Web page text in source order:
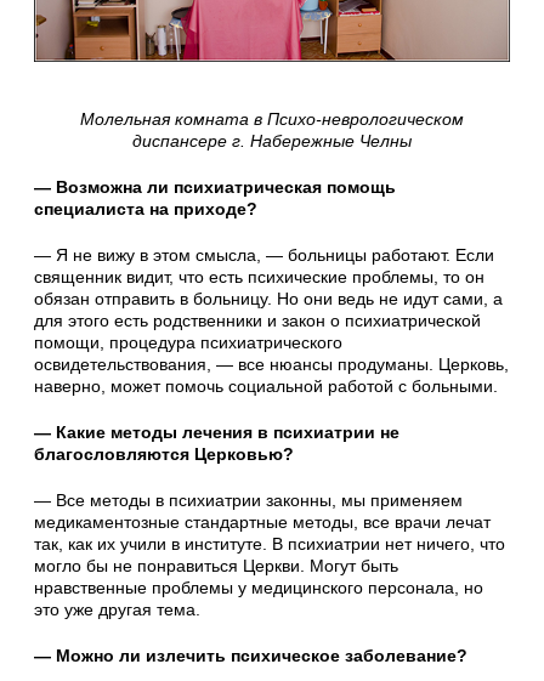
Молельная комната в Психо-неврологическом
диспансере г. Набережные Челны
— Возможна ли психиатрическая помощь
специалиста на приходе?
— Я не вижу в этом смысла, — больницы работают. Если
священник видит, что есть психические проблемы, то он
обязан отправить в больницу. Но они ведь не идут сами, а
для этого есть родственники и закон о психиатрической
помощи, процедура психиатрического
освидетельствования, — все нюансы продуманы. Церковь,
наверно, может помочь социальной работой с больными.
— Какие методы лечения в психиатрии не
благословляются Церковью?
— Все методы в психиатрии законны, мы применяем
медикаментозные стандартные методы, все врачи лечат
так, как их учили в институте. В психиатрии нет ничего, что
могло бы не понравиться Церкви. Могут быть
нравственные проблемы у медицинского персонала, но
это уже другая тема.
— Можно ли излечить психическое заболевание?